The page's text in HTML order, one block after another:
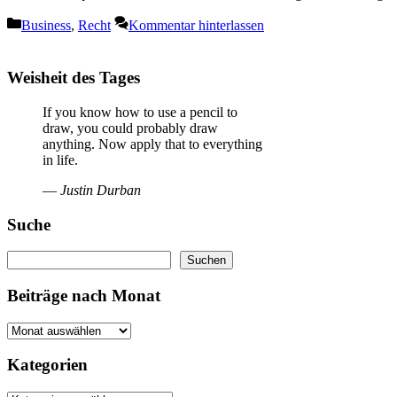
Kategorien
Business, Recht Kommentar hinterlassen
Weisheit des Tages
If you know how to use a pencil to
draw, you could probably draw
anything. Now apply that to everything
in life.
— Justin Durban
Suche
Suchen
Beiträge nach Monat
Kategorien